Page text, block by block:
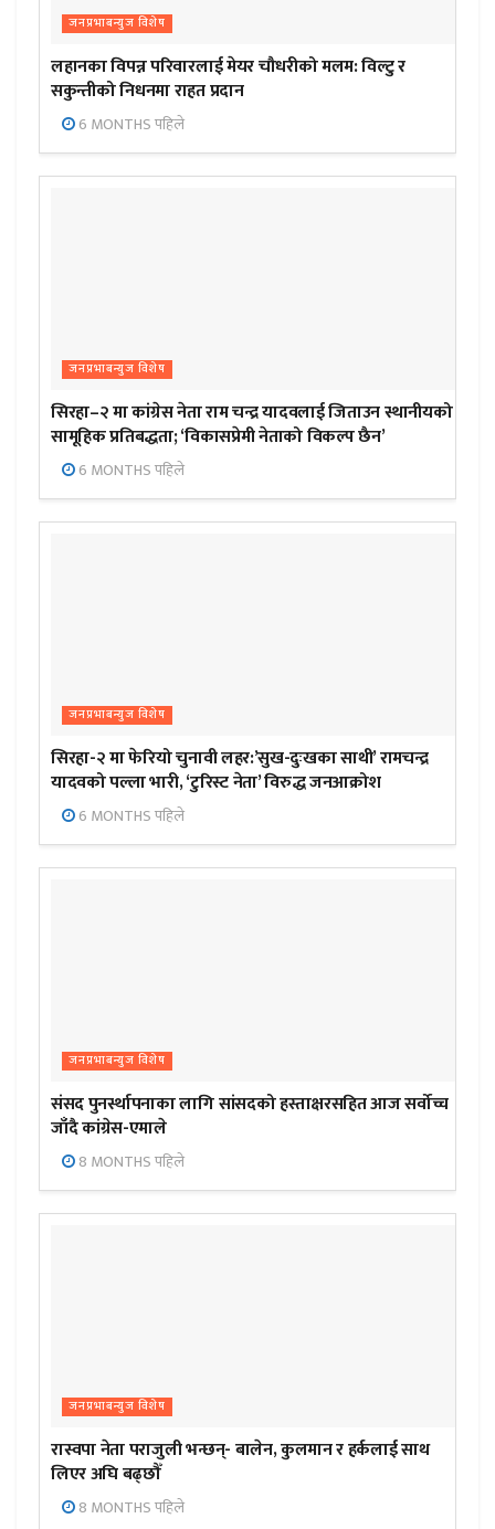
जनप्रभाबन्युज विशेष
लहानका विपन्न परिवारलाई मेयर चौधरीको मलम: विल्टु र
सकुन्तीको निधनमा राहत प्रदान
6 MONTHS पहिले
जनप्रभाबन्युज विशेष
सिरहा–२ मा कांग्रेस नेता राम चन्द्र यादवलाई जिताउन स्थानीयको
सामूहिक प्रतिबद्धता; ‘विकासप्रेमी नेताको विकल्प छैन’
6 MONTHS पहिले
जनप्रभाबन्युज विशेष
सिरहा-२ मा फेरियो चुनावी लहर:’सुख-दुःखका साथी’ रामचन्द्र
यादवको पल्ला भारी, ‘टुरिस्ट नेता’ विरुद्ध जनआक्रोश
6 MONTHS पहिले
जनप्रभाबन्युज विशेष
संसद पुनर्स्थापनाका लागि सांसदको हस्ताक्षरसहित आज सर्वोच्च
जाँदै कांग्रेस-एमाले
8 MONTHS पहिले
जनप्रभाबन्युज विशेष
रास्वपा नेता पराजुली भन्छन्- बालेन, कुलमान र हर्कलाई साथ
लिएर अघि बढ्छौँ
8 MONTHS पहिले